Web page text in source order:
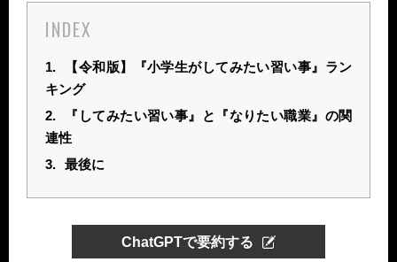
INDEX
1.
【令和版】『小学生がしてみたい習い事』ラン
キング
2.
『してみたい習い事』と『なりたい職業』の関
連性
3. 最後に
ChatGPTで要約する